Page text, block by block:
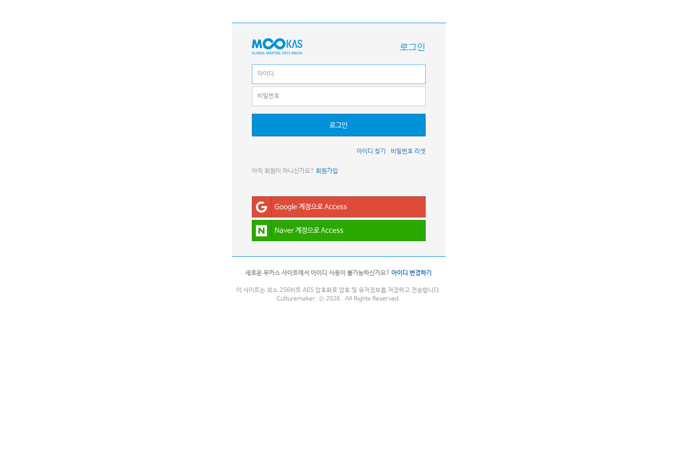
로그인
로그인
비밀번호 리셋
아이디 찾기
아직 회원이 아니신가요? 회원가입
Google 계정으로 Access
Naver 계정으로 Access
새로운 무카스 사이트에서 아이디 사용이 불가능하신가요? 아이디 변경하기
이 사이트는 최소 256비트 AES 암호화로 암호 및 유저정보를 저장하고 전송합니다.
Culturemaker. © 2026 . All Rights Reserved.